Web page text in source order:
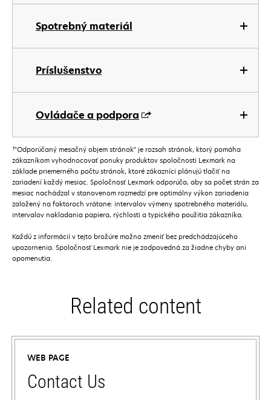
Spotrebný materiál
Príslušenstvo
Ovládače a podpora
†"Odporúčaný mesačný objem stránok" je rozsah stránok, ktorý pomáha
zákazníkom vyhodnocovať ponuky produktov spoločnosti Lexmark na
základe priemerného počtu stránok, ktoré zákazníci plánujú tlačiť na
zariadení každý mesiac. Spoločnosť Lexmark odporúča, aby sa počet strán za
mesiac nachádzal v stanovenom rozmedzí pre optimálny výkon zariadenia
založený na faktoroch vrátane: intervalov výmeny spotrebného materiálu,
intervalov nakladania papiera, rýchlosti a typického použitia zákazníka.
Každú z informácií v tejto brožúre možno zmeniť bez predchádzajúceho
upozornenia. Spoločnosť Lexmark nie je zodpovedná za žiadne chyby ani
opomenutia.
Related content
WEB PAGE
Contact Us